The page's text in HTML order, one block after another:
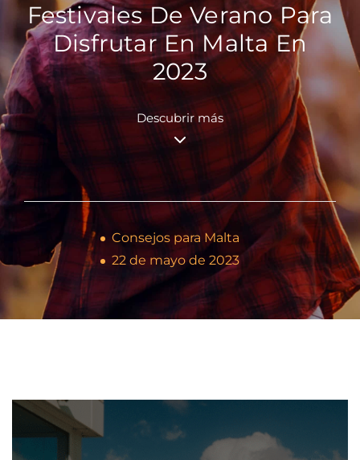
Festivales De Verano Para
Disfrutar En Malta En
2023
Descubrir más
Consejos para Malta
22 de mayo de 2023